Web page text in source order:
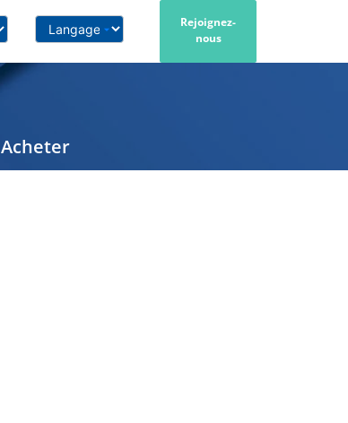
Rejoignez-
nous
Acheter